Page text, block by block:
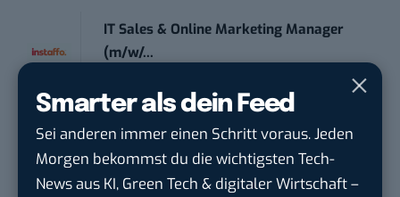
Smarter als dein Feed
Sei anderen immer einen Schritt voraus. Jeden
Morgen bekommst du die wichtigsten Tech-
News aus KI, Green Tech & digitaler Wirtschaft –
IT Sales & Online Marketing Manager
(m/w/...
Marketing Manager – Content
Marketing /...
Albstadt